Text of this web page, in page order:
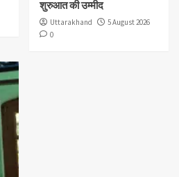
शुरुआत की उम्मीद
Uttarakhand
5 August 2026
0